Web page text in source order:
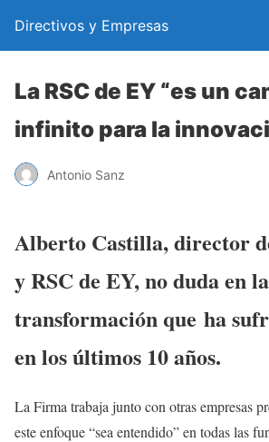
Directivos y Empresas
La RSC de EY “es un
infinito para la
Antonio Sanz
Alberto Castilla, director
y RSC de EY, no duda en
transformación que ha
en los últimos 10 años.
La Firma trabaja junto con otras empresas
este enfoque “sea entendido” en todas las